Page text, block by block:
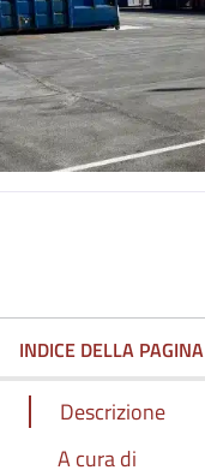
INDICE DELLA PAGINA
Descrizione
A cura di